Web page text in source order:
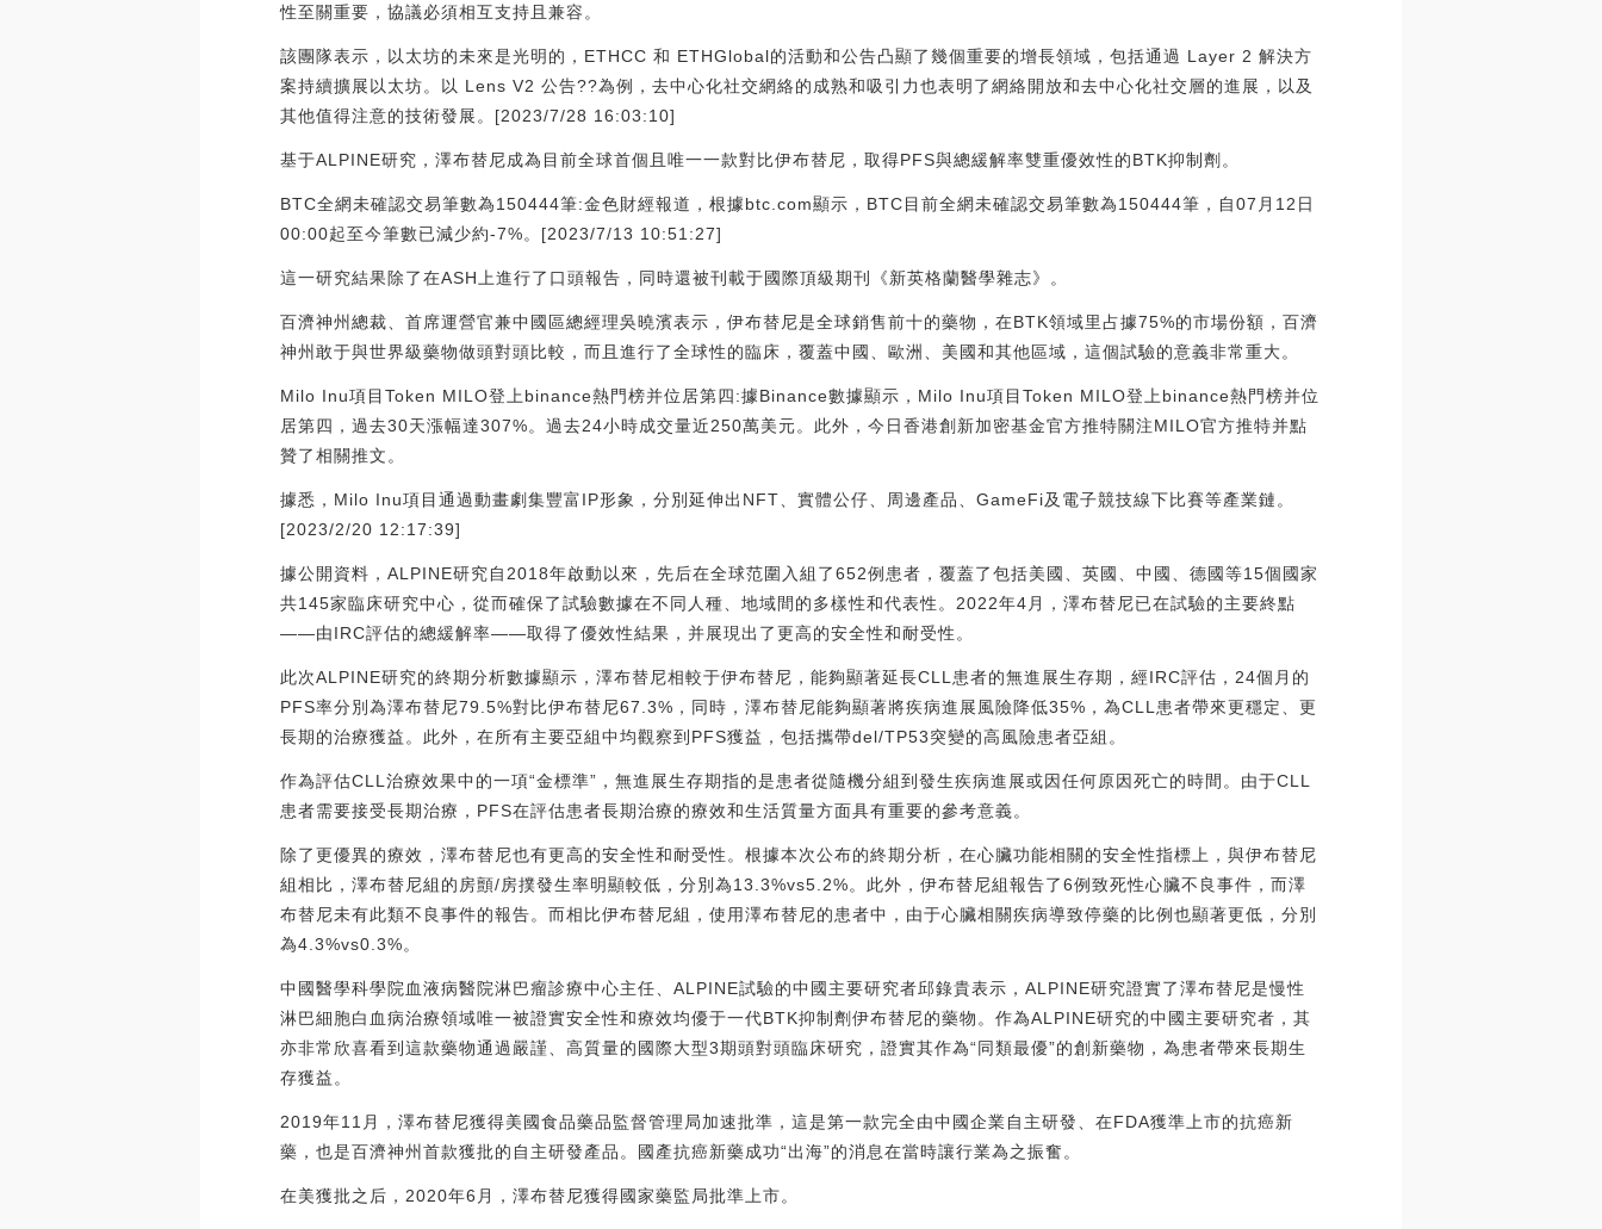
性至關重要，協議必須相互支持且兼容。
該團隊表示，以太坊的未來是光明的，ETHCC 和 ETHGlobal的活動和公告凸顯了幾個重要的增長領域，包括通過 Layer 2 解決方
案持續擴展以太坊。以 Lens V2 公告??為例，去中心化社交網絡的成熟和吸引力也表明了網絡開放和去中心化社交層的進展，以及
其他值得注意的技術發展。[2023/7/28 16:03:10]
基于ALPINE研究，澤布替尼成為目前全球首個且唯一一款對比伊布替尼，取得PFS與總緩解率雙重優效性的BTK抑制劑。
BTC全網未確認交易筆數為150444筆:金色財經報道，根據btc.com顯示，BTC目前全網未確認交易筆數為150444筆，自07月12日
00:00起至今筆數已減少約-7%。[2023/7/13 10:51:27]
這一研究結果除了在ASH上進行了口頭報告，同時還被刊載于國際頂級期刊《新英格蘭醫學雜志》。
百濟神州總裁、首席運營官兼中國區總經理吳曉濱表示，伊布替尼是全球銷售前十的藥物，在BTK領域里占據75%的市場份額，百濟
神州敢于與世界級藥物做頭對頭比較，而且進行了全球性的臨床，覆蓋中國、歐洲、美國和其他區域，這個試驗的意義非常重大。
Milo Inu項目Token MILO登上binance熱門榜并位居第四:據Binance數據顯示，Milo Inu項目Token MILO登上binance熱門榜并位
居第四，過去30天漲幅達307%。過去24小時成交量近250萬美元。此外，今日香港創新加密基金官方推特關注MILO官方推特并點
贊了相關推文。
據悉，Milo Inu項目通過動畫劇集豐富IP形象，分別延伸出NFT、實體公仔、周邊產品、GameFi及電子競技線下比賽等產業鏈。
[2023/2/20 12:17:39]
據公開資料，ALPINE研究自2018年啟動以來，先后在全球范圍入組了652例患者，覆蓋了包括美國、英國、中國、德國等15個國家
共145家臨床研究中心，從而確保了試驗數據在不同人種、地域間的多樣性和代表性。2022年4月，澤布替尼已在試驗的主要終點
——由IRC評估的總緩解率——取得了優效性結果，并展現出了更高的安全性和耐受性。
此次ALPINE研究的終期分析數據顯示，澤布替尼相較于伊布替尼，能夠顯著延長CLL患者的無進展生存期，經IRC評估，24個月的
PFS率分別為澤布替尼79.5%對比伊布替尼67.3%，同時，澤布替尼能夠顯著將疾病進展風險降低35%，為CLL患者帶來更穩定、更
長期的治療獲益。此外，在所有主要亞組中均觀察到PFS獲益，包括攜帶del/TP53突變的高風險患者亞組。
作為評估CLL治療效果中的一項“金標準”，無進展生存期指的是患者從隨機分組到發生疾病進展或因任何原因死亡的時間。由于CLL
患者需要接受長期治療，PFS在評估患者長期治療的療效和生活質量方面具有重要的參考意義。
除了更優異的療效，澤布替尼也有更高的安全性和耐受性。根據本次公布的終期分析，在心臟功能相關的安全性指標上，與伊布替尼
組相比，澤布替尼組的房顫/房撲發生率明顯較低，分別為13.3%vs5.2%。此外，伊布替尼組報告了6例致死性心臟不良事件，而澤
布替尼未有此類不良事件的報告。而相比伊布替尼組，使用澤布替尼的患者中，由于心臟相關疾病導致停藥的比例也顯著更低，分別
為4.3%vs0.3%。
中國醫學科學院血液病醫院淋巴瘤診療中心主任、ALPINE試驗的中國主要研究者邱錄貴表示，ALPINE研究證實了澤布替尼是慢性
淋巴細胞白血病治療領域唯一被證實安全性和療效均優于一代BTK抑制劑伊布替尼的藥物。作為ALPINE研究的中國主要研究者，其
亦非常欣喜看到這款藥物通過嚴謹、高質量的國際大型3期頭對頭臨床研究，證實其作為“同類最優”的創新藥物，為患者帶來長期生
存獲益。
2019年11月，澤布替尼獲得美國食品藥品監督管理局加速批準，這是第一款完全由中國企業自主研發、在FDA獲準上市的抗癌新
藥，也是百濟神州首款獲批的自主研發產品。國產抗癌新藥成功“出海”的消息在當時讓行業為之振奮。
在美獲批之后，2020年6月，澤布替尼獲得國家藥監局批準上市。